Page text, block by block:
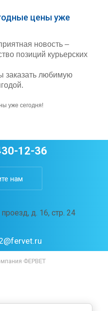
цены уже
новость –
позиций курьерских
заказать любимую
12-36
нам
д. 16, стр. 24
ФЕРВЕТ